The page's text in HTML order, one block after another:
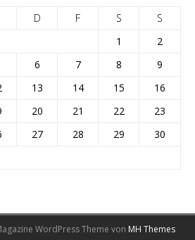
D F S
S
1
2
6 7 8
9
13 14 15
16
20 21 22
23
27 28 29
30
WordPress Theme von MH Themes